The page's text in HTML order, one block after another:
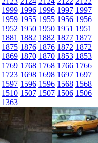
1999 1996 1996 1997 1997
1959 1955 1955 1956 1956
1952 1950 1950 1951 1951
1881 1882 1882 1877 1877
1875 1876 1876 1872 1872
1869 1870 1870 1853 1853
1769 1768 1768 1766 1766
1723 1698 1698 1697 1697
1597 1596 1596 1568 1568
1510 1507 1507 1506 1506
1363